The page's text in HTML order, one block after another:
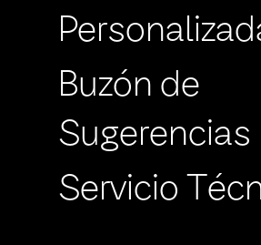
Buzón de
Sugerencias
Servicio